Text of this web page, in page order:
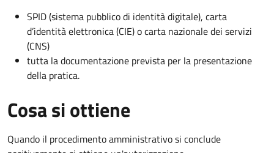
SPID (sistema pubblico di identità digitale), carta
d’identità elettronica (CIE) o carta nazionale dei servizi
(CNS)
tutta la documentazione prevista per la presentazione
della pratica.
Cosa si ottiene
Quando il procedimento amministrativo si conclude